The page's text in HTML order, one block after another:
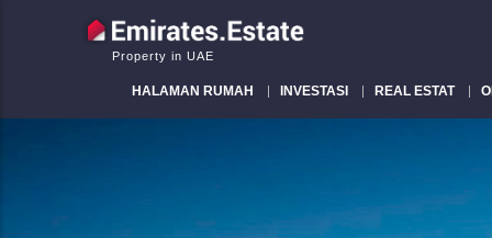
Property in UAE
HALAMAN RUMAH INVESTASI REAL ESTAT